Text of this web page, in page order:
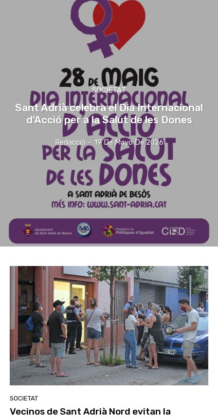
SOCIETAT
Sant Adrià celebra el Dia Internacional
d’Acció per a la Salut de les Dones
Redacció - 19 De Mayo De 2026
SOCIETAT
Vecinos de Sant Adrià Nord evitan la